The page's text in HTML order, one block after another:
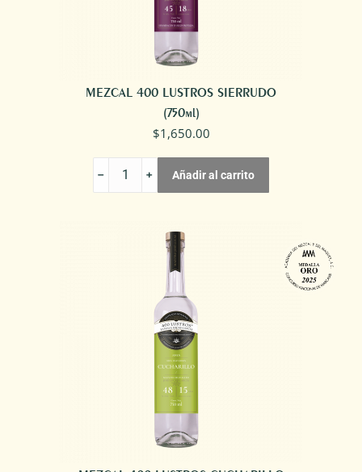
MEZCAL 400 LUSTROS SIERRUDO
(750ml)
$1,650.00
400
LUSTROS
Añadir al carrito